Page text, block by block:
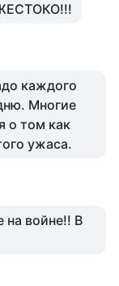
каждого
Многие
о том как
ужаса.
на войне!! В